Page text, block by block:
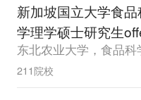
新加坡国立大学食
学理学硕士研究生
211院校